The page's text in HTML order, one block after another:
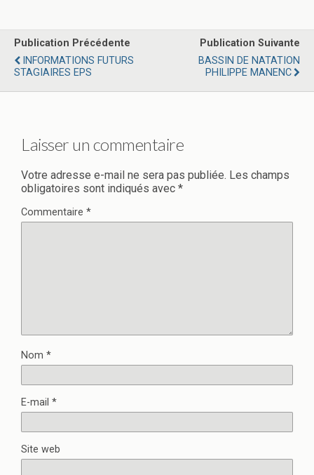
Publication Précédente
INFORMATIONS FUTURS
STAGIAIRES EPS
Publication Suivante
BASSIN DE NATATION
PHILIPPE MANENC
Laisser un commentaire
Votre adresse e-mail ne sera pas publiée. Les champs
obligatoires sont indiqués avec *
Commentaire *
Nom *
E-mail *
Site web